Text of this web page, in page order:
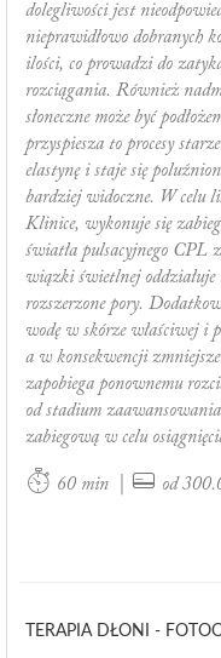
dolegliwości jest
nieprawidłowo dobranych
ilości, co prowadzi do
rozciągania. Również
słoneczne może być
przyspiesza to procesy
elastynę i staje się
bardziej widoczne. W celu
Klinice, wykonuje się
światła pulsacyjnego CPL
wiązki świetlnej oddziałuje
rozszerzone pory.
wodę w skórze właściwej i
a w konsekwencji
zapobiega ponownemu
od stadium
zabiegową w celu
60 min od
TERAPIA DŁONI -